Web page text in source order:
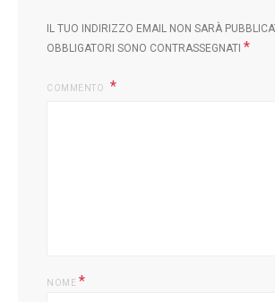
IL TUO INDIRIZZO EMAIL NON SARÀ
OBBLIGATORI SONO CONTRASSEGNATI *
COMMENTO
NOME *